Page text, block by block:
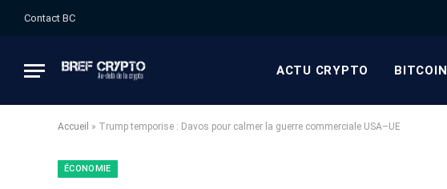
Contact BC
ACTU CRYPTO BITCOIN
Accueil » Trump temporise : Davos pour calmer la guerre commerciale USA–UE
ÉCONOMIE